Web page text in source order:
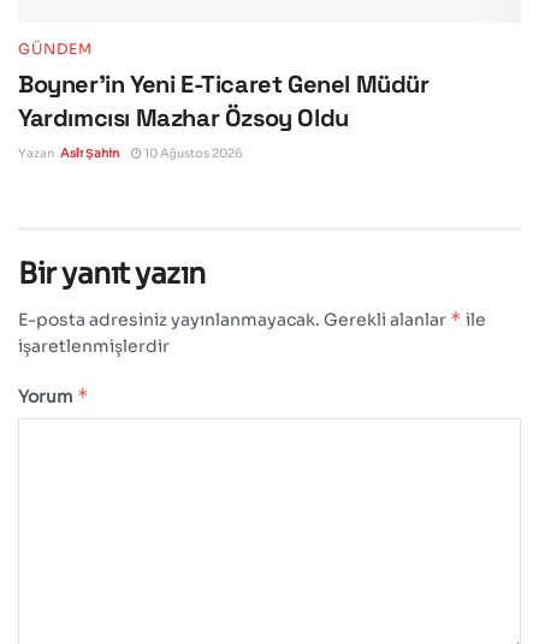
GÜNDEM
Boyner’in Yeni E-Ticaret Genel Müdür
Yardımcısı Mazhar Özsoy Oldu
Yazan Aslı Şahin 10 Ağustos 2026
Bir yanıt yazın
E-posta adresiniz yayınlanmayacak. Gerekli alanlar * ile
işaretlenmişlerdir
Yorum *